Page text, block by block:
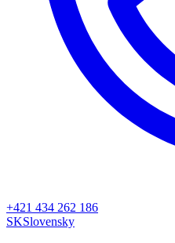
+421 434 262 186
SKSlovensky